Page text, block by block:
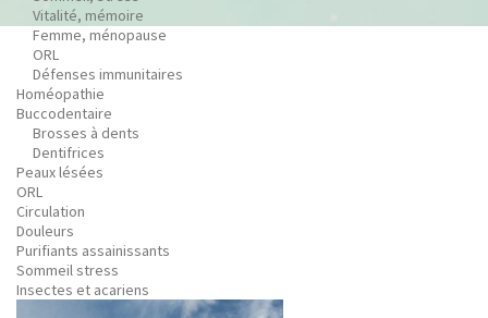
Vitalité, mémoire
Femme, ménopause
ORL
Défenses immunitaires
Homéopathie
Buccodentaire
Brosses à dents
Dentifrices
Peaux lésées
ORL
Circulation
Douleurs
Purifiants assainissants
Sommeil stress
Insectes et acariens